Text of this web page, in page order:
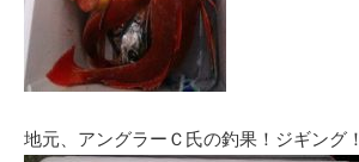
地元、アングラーＣ氏の釣果！ジギング！